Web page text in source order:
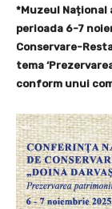
*Muzeul Național
perioada 6-7
Conservare-
tema
conform unui